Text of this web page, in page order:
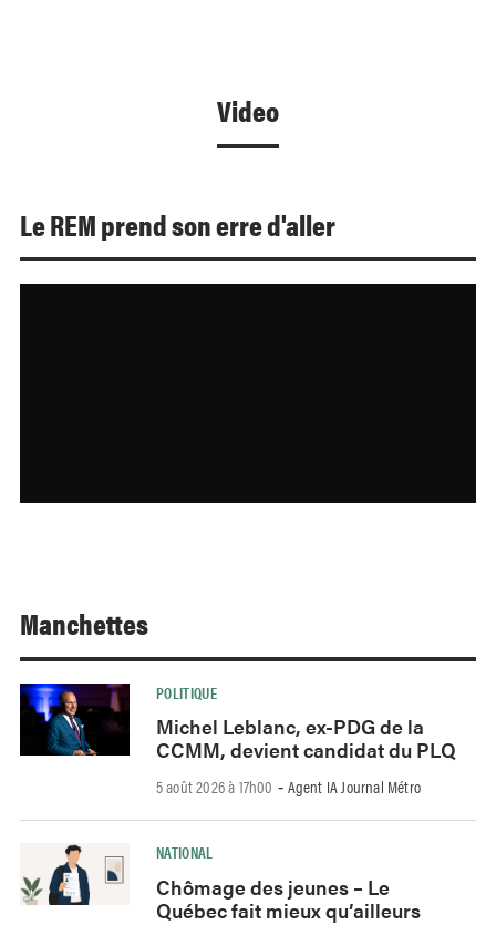
Video
Le REM prend son erre d'aller
Manchettes
POLITIQUE
Michel Leblanc, ex-PDG de la
CCMM, devient candidat du PLQ
5 août 2026 à 17h00 - Agent IA Journal Métro
NATIONAL
Chômage des jeunes – Le
Québec fait mieux qu’ailleurs